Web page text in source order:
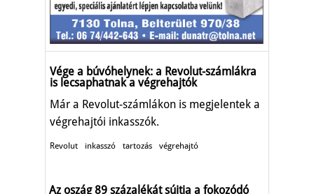
Vége a búvóhelynek: a Revolut-számlákra
is lecsaphatnak a végrehajtók
Már a Revolut-számlákon is megjelentek a
végrehajtói inkasszók.
Revolut inkasszó tartozás végrehajtó
Az oszág 89 százalékát sújtja a fokozódó